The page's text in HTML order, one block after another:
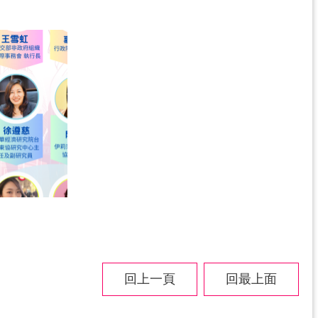
回上一頁 回最上面